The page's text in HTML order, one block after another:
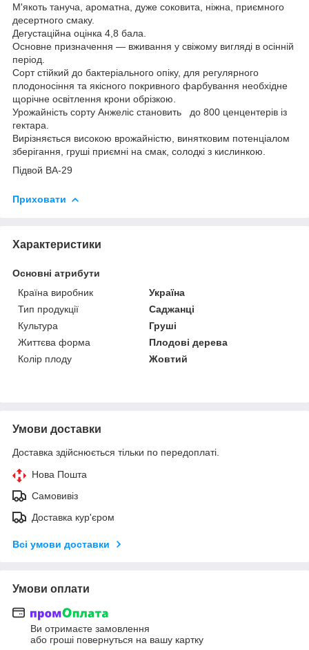
М'якоть тануча, ароматна, дуже соковита, ніжна, приємного
десертного смаку.
Дегустаційна оцінка 4,8 бала.
Основне призначення — вживання у свіжому вигляді в осінній
період.
Сорт стійкий до бактеріального опіку, для регулярного
плодоносіння та якісного покривного фарбування необхідне
щорічне освітлення крони обрізкою.
Урожайність сорту Анжеліс становить до 800 ценцентерів із
гектара.
Вирізняється високою врожайністю, винятковим потенціалом
зберігання, груші приємні на смак, солодкі з кислинкою.
Підвой ВА-29
Приховати
Характеристики
Основні атрибути
Країна виробник
Україна
Тип продукції
Саджанці
Культура
Груші
Життєва форма
Плодові дерева
Колір плоду
Жовтий
Умови доставки
Доставка здійснюється тільки по передоплаті.
Нова Пошта
Самовивіз
Доставка кур'єром
Всі умови доставки
Умови оплати
Ви отримаєте замовлення
або гроші повернуться на вашу картку